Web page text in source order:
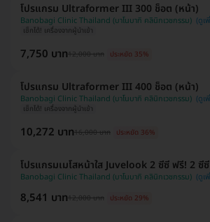
เช็กได้! เครื่องจากผู้นำเข้า
โปรแกรม Ultraformer III 300 ช็อต (หน้า)
Banobagi Clinic Thailand (บาโนบากิ คลินิกเวชกรรม)
7,750 บาท12,000 บาท ประหยัด 35%
เช็กได้! เครื่องจากผู้นำเข้า
โปรแกรม Ultraformer III 400 ช็อต (หน้า)
Banobagi Clinic Thailand (บาโนบากิ คลินิกเวชกรรม)
10,272 บาท16,000 บาท ประหยัด 36%
โปรแกรมเมโสหน้าใส Juvelook 2 ซีซี ฟรี! 2 ซีซี
Banobagi Clinic Thailand (บาโนบากิ คลินิกเวชกรรม)
8,541 บาท12,000 บาท ประหยัด 29%